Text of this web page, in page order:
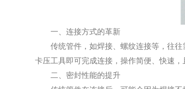
一、连接方式的革新
传统管件，如焊接、螺纹连接等，往往
卡压工具即可完成连接，操作简便、快速，
二、密封性能的提升